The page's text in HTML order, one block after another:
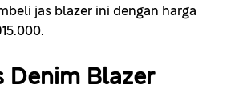
jas blazer ini dengan harga
Denim Blazer